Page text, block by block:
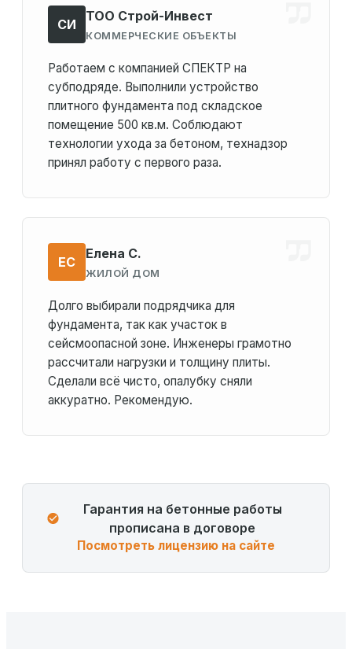
СИ
ТОО Строй-Инвест
КОММЕРЧЕСКИЕ ОБЪЕКТЫ
Работаем с компанией СПЕКТР на
субподряде. Выполнили устройство
плитного фундамента под складское
помещение 500 кв.м. Соблюдают
технологии ухода за бетоном, технадзор
принял работу с первого раза.
ЕС
Елена С.
ЖИЛОЙ ДОМ
Долго выбирали подрядчика для
фундамента, так как участок в
сейсмоопасной зоне. Инженеры грамотно
рассчитали нагрузки и толщину плиты.
Сделали всё чисто, опалубку сняли
аккуратно. Рекомендую.
Гарантия на бетонные работы
прописана в договоре
Посмотреть лицензию на сайте